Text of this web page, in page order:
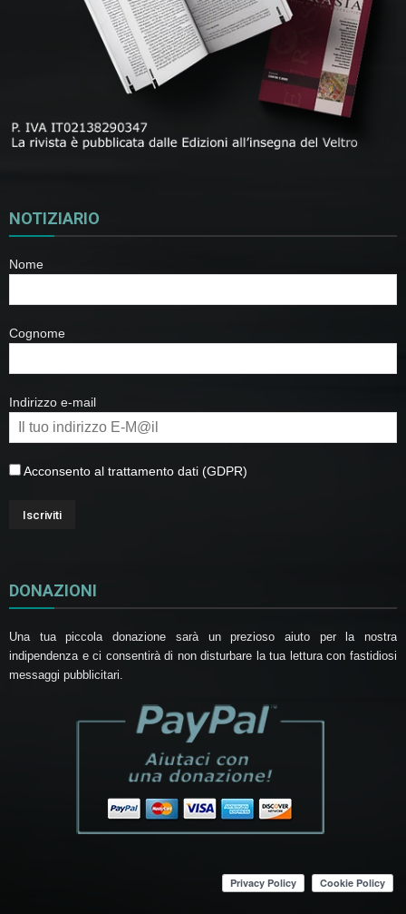
NOTIZIARIO
Nome
Cognome
Indirizzo e-mail
Acconsento al trattamento dati (GDPR)
DONAZIONI
Una tua piccola donazione sarà un prezioso aiuto per la nostra
indipendenza e ci consentirà di non disturbare la tua lettura con fastidiosi
messaggi pubblicitari.